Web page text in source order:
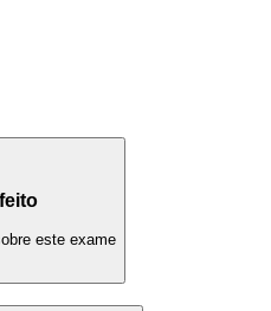
este exame